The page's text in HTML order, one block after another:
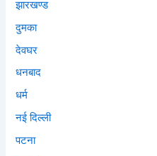
झारखण्ड
दुमका
देवघर
धनबाद
धर्म
नई दिल्ली
पटना